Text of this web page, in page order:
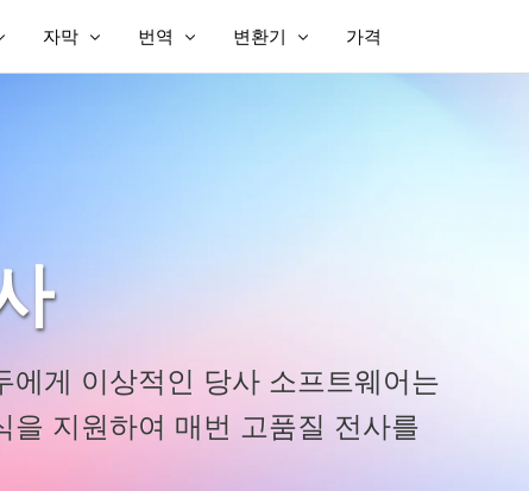
텍스트로
이션
북 내레이션
자막
자막 번역기
VTT 크리에이터
번역 변환기
VTT를 텍스트로
가격
에게 이상적인 당사 소프트웨어는
을 지원하여 매번 고품질 전사를